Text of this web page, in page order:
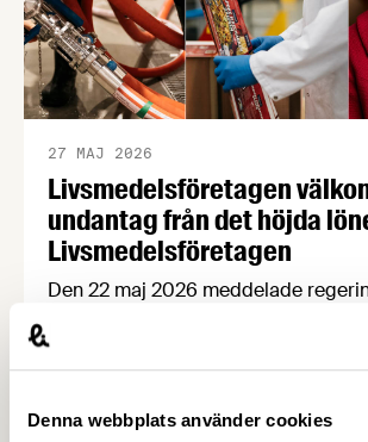
Denna webbplats använder cookies
Livsmedelsföretagen
undantag från det höjda
Livsmedelsföretagen
27 MAJ 2026
Den 22 maj 2026 meddelade
lönegolvet vid arbetskraftsinvandring.
Livsmedelsföretagen välkomnar
omfattas av ett lägre lönekrav.